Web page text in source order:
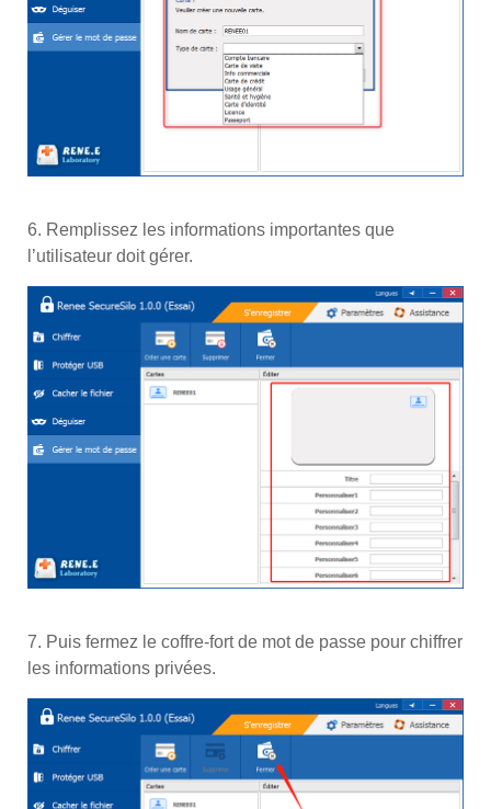
6. Remplissez les informations importantes que
l’utilisateur doit gérer.
7. Puis fermez le coffre-fort de mot de passe pour chiffrer
les informations privées.